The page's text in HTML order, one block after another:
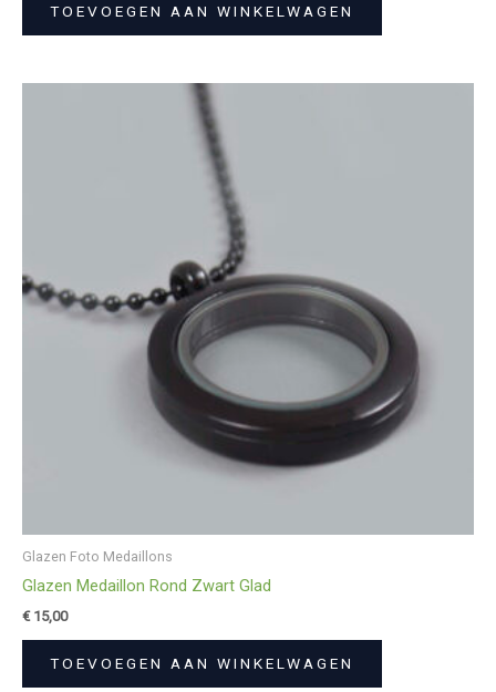
TOEVOEGEN AAN WINKELWAGEN
Glazen Foto Medaillons
Glazen Medaillon Rond Zwart Glad
€15,00
TOEVOEGEN AAN WINKELWAGEN